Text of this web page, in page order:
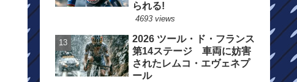
られる!
4693 views
2026 ツール・ド・フランス
第14ステージ 車両に妨害
されたレムコ・エヴェネプ
ール